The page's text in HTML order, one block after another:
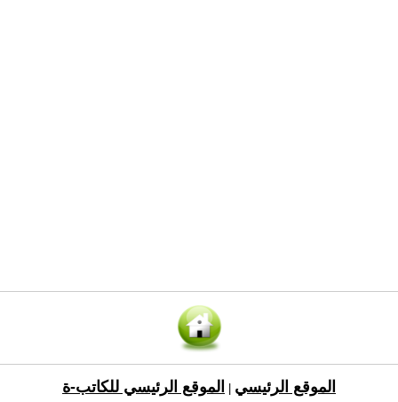
الموقع الرئيسي الموقع الرئيسي للكاتب-ة